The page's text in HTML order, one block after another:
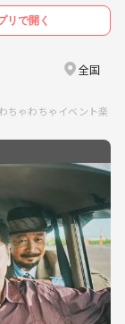
リで開く
全国
わちゃわちゃイベント楽し